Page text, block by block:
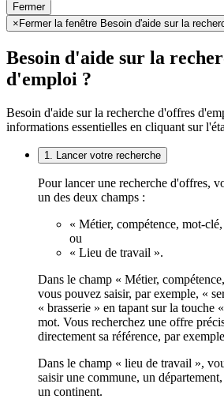
Fermer
× Fermer la fenêtre Besoin d'aide sur la
Besoin d'aide sur la
d'emploi ?
Besoin d'aide sur la recherche d'offres
informations essentielles en cliquant sur
1. Lancer votre recherche
Pour lancer une recherche d'offres,
un des deux champs :
« Métier, compétence, mot-
ou
« Lieu de travail ».
Dans le champ « Métier,
vous pouvez saisir, par exemple, «
« brasserie » en tapant sur la touche
mot. Vous recherchez une offre
directement sa référence, par
Dans le champ « lieu de travail »,
saisir une commune, un
un continent.